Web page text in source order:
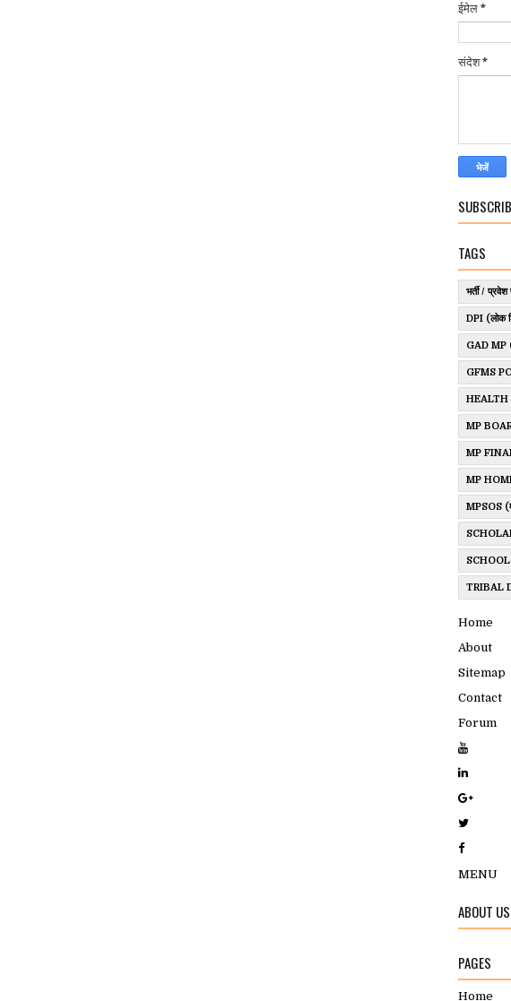
ईमेल *
संदेश*
TAGS
भर्ती / प्रवेश
DPI (लोक
GAD MP
GFMS
HEALTH
MP
MP
MP
MPSOS
TRIBAL
Home
About
Sitemap
Contact
Forum
MENU
ABOUT US
PAGES
Home